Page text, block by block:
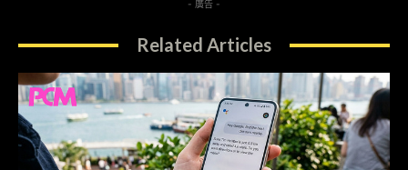
- 廣告 -
Related Articles